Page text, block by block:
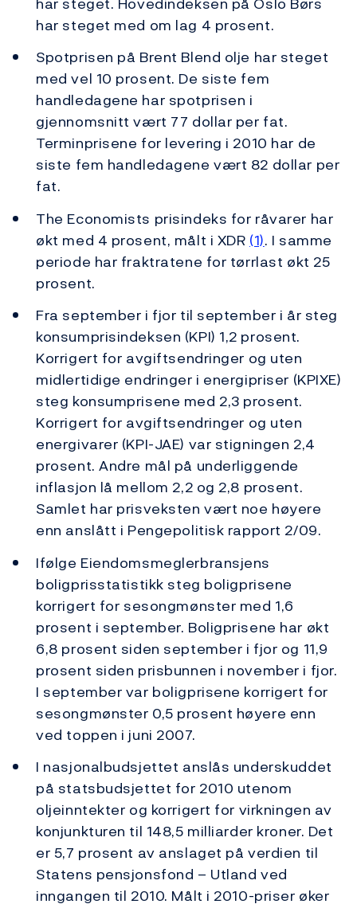
har steget med om lag 4 prosent.
Spotprisen på Brent Blend olje har steget
med vel 10 prosent. De siste fem
handledagene har spotprisen i
gjennomsnitt vært 77 dollar per fat.
Terminprisene for levering i 2010 har de
siste fem handledagene vært 82 dollar per
fat.
The Economists prisindeks for råvarer har
økt med 4 prosent, målt i XDR (1). I samme
periode har fraktratene for tørrlast økt 25
prosent.
Fra september i fjor til september i år steg
konsumprisindeksen (KPI) 1,2 prosent.
Korrigert for avgiftsendringer og uten
midlertidige endringer i energipriser (KPIXE)
steg konsumprisene med 2,3 prosent.
Korrigert for avgiftsendringer og uten
energivarer (KPI-JAE) var stigningen 2,4
prosent. Andre mål på underliggende
inflasjon lå mellom 2,2 og 2,8 prosent.
Samlet har prisveksten vært noe høyere
enn anslått i Pengepolitisk rapport 2/09.
Ifølge Eiendomsmeglerbransjens
boligprisstatistikk steg boligprisene
korrigert for sesongmønster med 1,6
prosent i september. Boligprisene har økt
6,8 prosent siden september i fjor og 11,9
prosent siden prisbunnen i november i fjor.
I september var boligprisene korrigert for
sesongmønster 0,5 prosent høyere enn
ved toppen i juni 2007.
I nasjonalbudsjettet anslås underskuddet
på statsbudsjettet for 2010 utenom
oljeinntekter og korrigert for virkningen av
konjunkturen til 148,5 milliarder kroner. Det
er 5,7 prosent av anslaget på verdien til
Statens pensjonsfond – Utland ved
inngangen til 2010. Målt i 2010-priser øker